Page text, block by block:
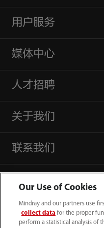
用户服务
媒体中心
人才招聘
关于我们
联系我们
Our Use of Cookies
Mindray and our partners use
collect data for the proper
perform a statistical analysis of